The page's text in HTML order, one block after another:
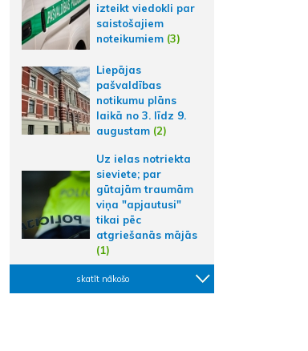
izteikt viedokli par
saistošajiem
noteikumiem (3)
Liepājas
pašvaldības
notikumu plāns
laikā no 3. līdz 9.
augustam (2)
Uz ielas notriekta
sieviete; par
gūtajām traumām
viņa "apjautusi"
tikai pēc
atgriešanās mājās
(1)
skatīt nākošo